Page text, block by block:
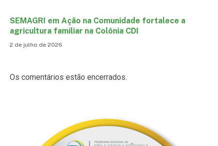
SEMAGRI em Ação na Comunidade fortalece a
agricultura familiar na Colônia CDI
2 de julho de 2026
Os comentários estão encerrados.